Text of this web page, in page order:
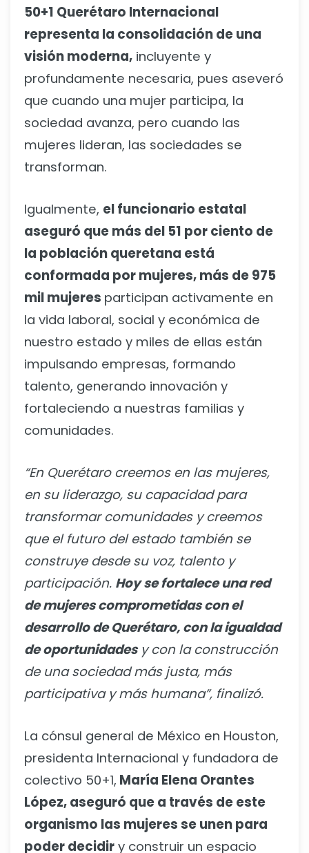
50+1 Querétaro Internacional
representa la consolidación de una
visión moderna, incluyente y
profundamente necesaria, pues aseveró
que cuando una mujer participa, la
sociedad avanza, pero cuando las
mujeres lideran, las sociedades se
transforman.
Igualmente, el funcionario estatal
aseguró que más del 51 por ciento de
la población queretana está
conformada por mujeres, más de 975
mil mujeres participan activamente en
la vida laboral, social y económica de
nuestro estado y miles de ellas están
impulsando empresas, formando
talento, generando innovación y
fortaleciendo a nuestras familias y
comunidades.
“En Querétaro creemos en las mujeres,
en su liderazgo, su capacidad para
transformar comunidades y creemos
que el futuro del estado también se
construye desde su voz, talento y
participación. Hoy se fortalece una red
de mujeres comprometidas con el
desarrollo de Querétaro, con la igualdad
de oportunidadesy con la construcción
de una sociedad más justa, más
participativa y más humana”, finalizó.
La cónsul general de México en Houston,
presidenta Internacional y fundadora de
colectivo 50+1, María Elena Orantes
López, aseguró que a través de este
organismo las mujeres se unen para
poder decidir y construir un espacio